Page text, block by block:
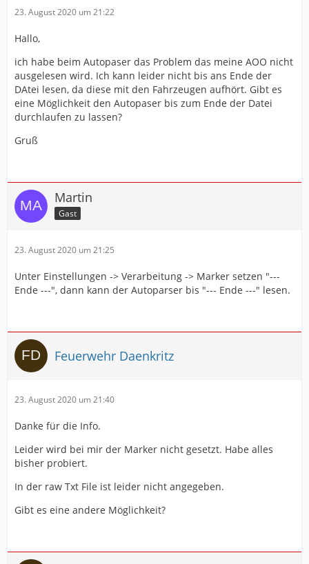
23. August 2020 um 21:22
Hallo,
ich habe beim Autopaser das Problem das meine AOO nicht
ausgelesen wird. Ich kann leider nicht bis ans Ende der
DAtei lesen, da diese mit den Fahrzeugen aufhört. Gibt es
eine Möglichkeit den Autopaser bis zum Ende der Datei
durchlaufen zu lassen?
Gruß
Martin
Gast
23. August 2020 um 21:25
Unter Einstellungen -> Verarbeitung -> Marker setzen "---
Ende ---", dann kann der Autoparser bis "--- Ende ---" lesen.
Feuerwehr Daenkritz
23. August 2020 um 21:40
Danke für die Info.
Leider wird bei mir der Marker nicht gesetzt. Habe alles
bisher probiert.
In der raw Txt File ist leider nicht angegeben.
Gibt es eine andere Möglichkeit?